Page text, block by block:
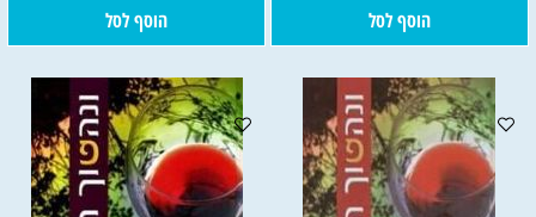
הוסף לסל הוסף לסל